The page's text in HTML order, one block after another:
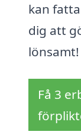
kan
dig att
lönsamt!
Få 3